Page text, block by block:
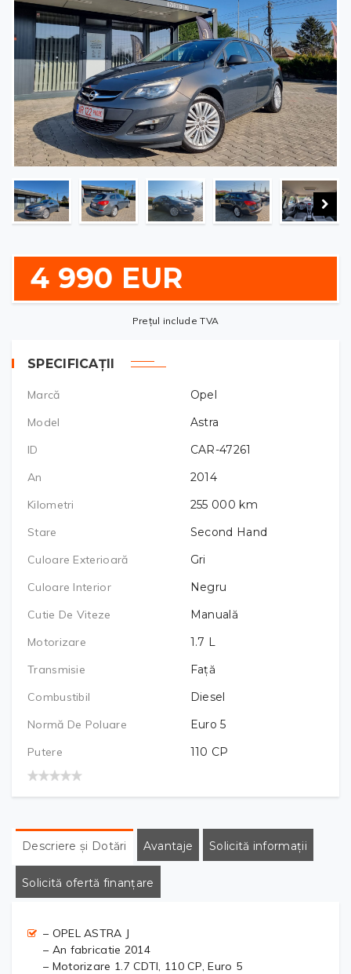
4 990 EUR
Prețul include TVA
SPECIFICAȚII
Marcă
Opel
Model
Astra
ID
CAR-47261
An
2014
Kilometri
255 000 km
Stare
Second Hand
Culoare Exterioară
Gri
Culoare Interior
Negru
Cutie De Viteze
Manuală
Motorizare
1.7 L
Transmisie
Față
Combustibil
Diesel
Normă De Poluare
Euro 5
Putere
110 CP
Descriere și Dotări Avantaje Solicită informații
Solicită ofertă finanțare
– OPEL ASTRA J
– An fabricatie 2014
– Motorizare 1.7 CDTI, 110 CP, Euro 5